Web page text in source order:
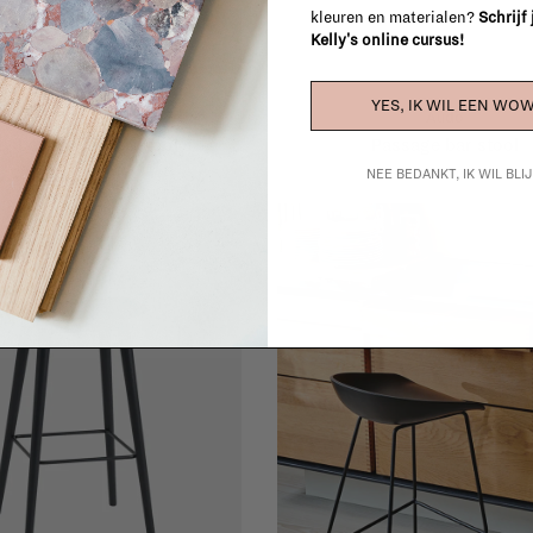
&Tradition
bar & counter stool
€522,00 €545,00
kleuren en materialen? Schrijf
Kelly's online cursus!
YES, IK WIL EEN
NEE BEDANKT, IK WIL